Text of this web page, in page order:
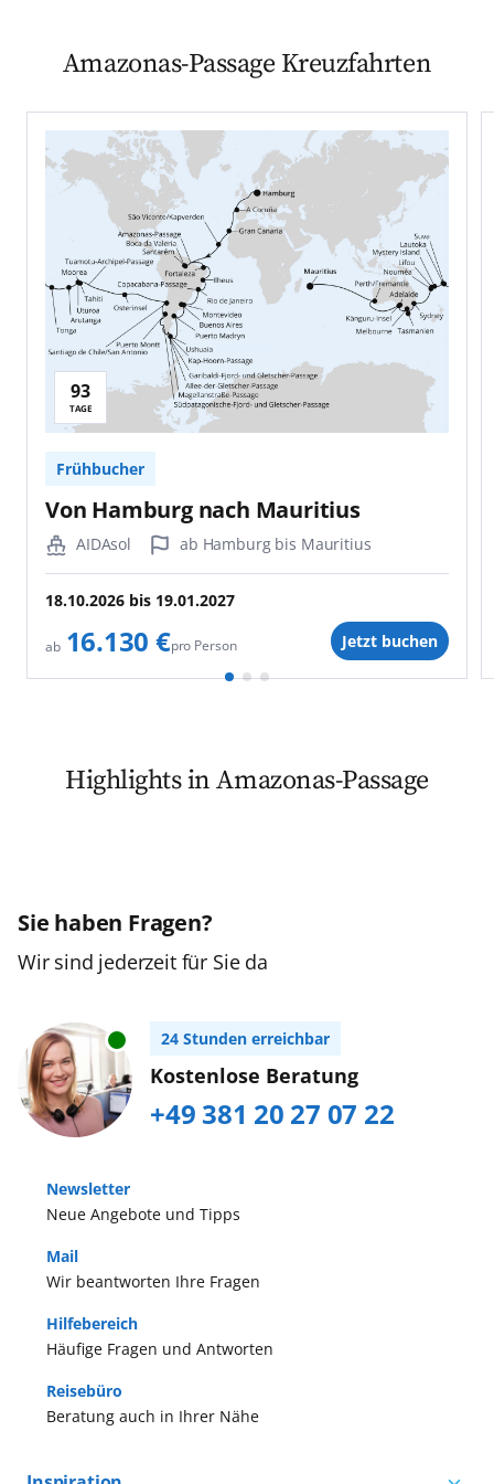
Amazonas-Passage Kreuzfahrten
93
TAGE
Frühbucher
Von Hamburg nach Mauritius
AIDAsol ab Hamburg bis Mauritius
18.10.2026 bis 19.01.2027
ab 16.130 €pro Person Jetzt buchen
Highlights in Amazonas-Passage
Sie haben Fragen?
Wir sind jederzeit für Sie da
24 Stunden erreichbar
Kostenlose Beratung
+49 381 20 27 07 22
Neue Angebote und Tipps
Newsletter
Häufige Fragen und Antworten
Hilfebereich
Wir beantworten Ihre Fragen
Mail
Beratung auch in Ihrer Nähe
Reisebüro